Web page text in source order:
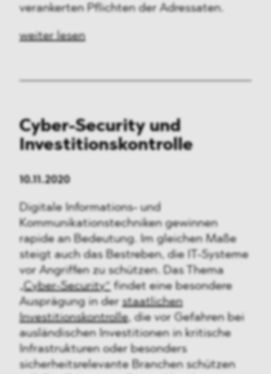
verankerten Pflichten der Adressaten.
weiter lesen
Cyber-Security und
Investitionskontrolle
10.11.2020
Digitale Informations- und
Kommunikationstechniken gewinnen
rapide an Bedeutung. Im gleichen Maße
steigt auch das Bestreben, die IT-Systeme
vor Angriffen zu schützen. Das Thema
„Cyber-Security“findet eine besondere
Ausprägung in derstaatlichen
Investitionskontrolle, die vor Gefahren bei
ausländischen Investitionen in kritische
Infrastrukturen oder besonders
sicherheitsrelevante Branchen schützen